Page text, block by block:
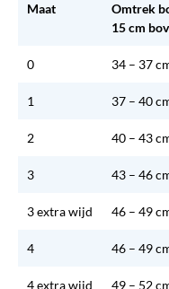
Maat
Omtrek
15 cm
0 34 – 37
1 37 – 40
2 40 – 43
3 43 – 46
3 extra wijd 46 – 49
4 46 – 49
4 extra wijd 49 – 52